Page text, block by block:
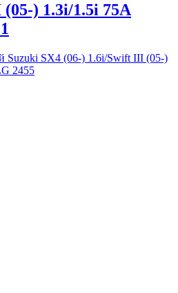
) 1.3i/1.5i 75A
Suzuki SX4 (06-) 1.6i/Swift III (05-)
2455